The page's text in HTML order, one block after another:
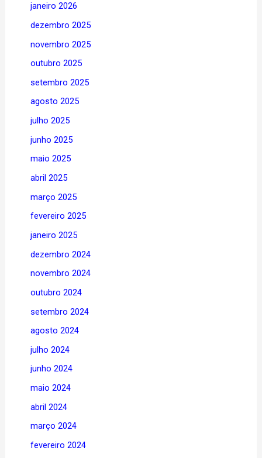
janeiro 2026
dezembro 2025
novembro 2025
outubro 2025
setembro 2025
agosto 2025
julho 2025
junho 2025
maio 2025
abril 2025
março 2025
fevereiro 2025
janeiro 2025
dezembro 2024
novembro 2024
outubro 2024
setembro 2024
agosto 2024
julho 2024
junho 2024
maio 2024
abril 2024
março 2024
fevereiro 2024